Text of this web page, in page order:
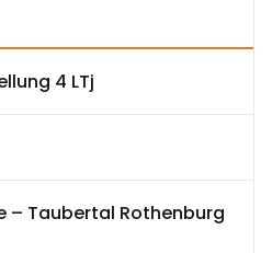
4 LTj
– Taubertal Rothenburg